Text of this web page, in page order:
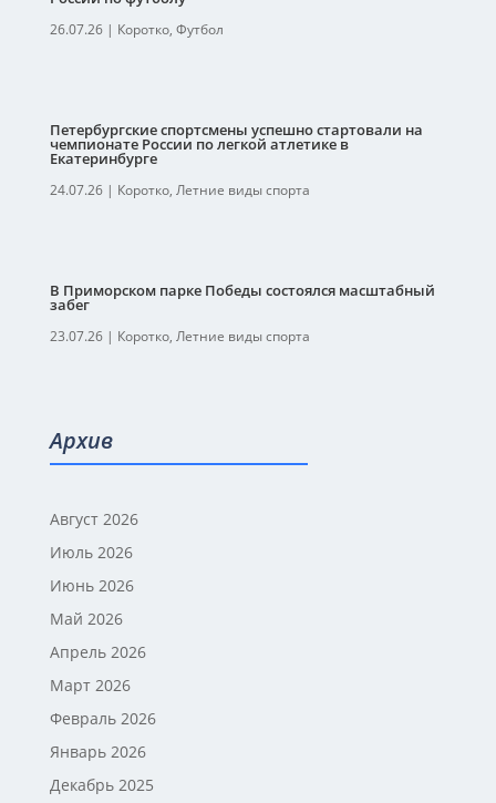
26.07.26| Коротко, Футбол
Петербургские спортсмены успешно стартовали на
чемпионате России по легкой атлетике в
Екатеринбурге
24.07.26| Коротко, Летние виды спорта
В Приморском парке Победы состоялся масштабный
забег
23.07.26| Коротко, Летние виды спорта
Архив
Август 2026
Июль 2026
Июнь 2026
Май 2026
Апрель 2026
Март 2026
Февраль 2026
Январь 2026
Декабрь 2025